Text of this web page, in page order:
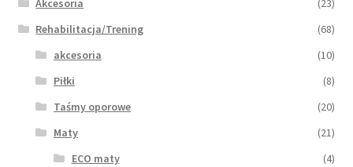
Akcesoria
(23)
Rehabilitacja/Trening
(68)
akcesoria
(10)
Piłki
(8)
Taśmy oporowe
(20)
Maty
(21)
ECO maty
(4)